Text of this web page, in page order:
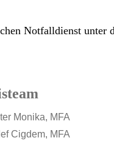
Notfalldienst unter
Monika, MFA
Cigdem, MFA